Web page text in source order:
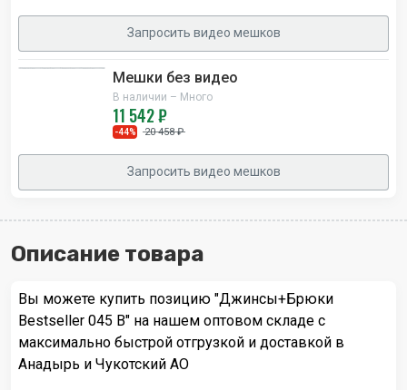
Запросить видео мешков
Мешки без видео
В наличии – Много
11 542 ₽
-44% 20 458 ₽
Запросить видео мешков
Описание товара
Вы можете купить позицию "Джинсы+Брюки
Bestseller 045 B" на нашем оптовом складе с
максимально быстрой отгрузкой и доставкой в
Анадырь и Чукотский АО